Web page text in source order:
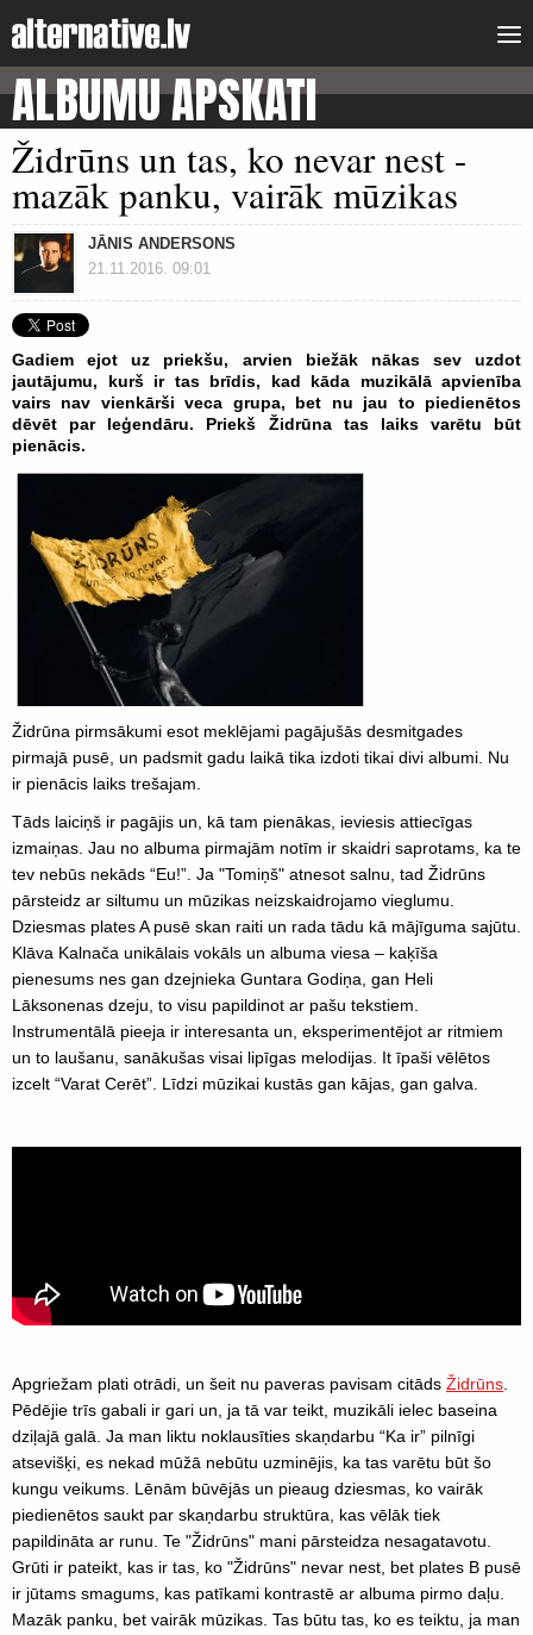
ALBUMU APSKATI
Židrūns un tas, ko nevar nest -
mazāk panku, vairāk mūzikas
JĀNIS ANDERSONS
21.11.2016. 09:01
Gadiem ejot uz priekšu, arvien biežāk nākas sev uzdot
jautājumu, kurš ir tas brīdis, kad kāda muzikālā apvienība
vairs nav vienkārši veca grupa, bet nu jau to piedienētos
dēvēt par leģendāru. Priekš Židrūna tas laiks varētu būt
pienācis.
Židrūna pirmsākumi esot meklējami pagājušās desmitgades
pirmajā pusē, un padsmit gadu laikā tika izdoti tikai divi albumi. Nu
ir pienācis laiks trešajam.
Tāds laiciņš ir pagājis un, kā tam pienākas, ieviesis attiecīgas
izmaiņas. Jau no albuma pirmajām notīm ir skaidri saprotams, ka te
tev nebūs nekāds “Eu!”. Ja "Tomiņš" atnesot salnu, tad Židrūns
pārsteidz ar siltumu un mūzikas neizskaidrojamo vieglumu.
Dziesmas plates A pusē skan raiti un rada tādu kā mājīguma sajūtu.
Klāva Kalnača unikālais vokāls un albuma viesa – kaķīša
pienesums nes gan dzejnieka Guntara Godiņa, gan Heli
Lāksonenas dzeju, to visu papildinot ar pašu tekstiem.
Instrumentālā pieeja ir interesanta un, eksperimentējot ar ritmiem
un to laušanu, sanākušas visai lipīgas melodijas. It īpaši vēlētos
izcelt “Varat Cerēt”. Līdzi mūzikai kustās gan kājas, gan galva.
Apgriežam plati otrādi, un šeit nu paveras pavisam citāds Židrūns
Pēdējie trīs gabali ir gari un, ja tā var teikt, muzikāli ielec baseina
dziļajā galā. Ja man liktu noklausīties skaņdarbu “Ka ir” pilnīgi
atsevišķi, es nekad mūžā nebūtu uzminējis, ka tas varētu būt šo
kungu veikums. Lēnām būvējās un pieaug dziesmas, ko vairāk
piedienētos saukt par skaņdarbu struktūra, kas vēlāk tiek
papildināta ar runu. Te "Židrūns" mani pārsteidza nesagatavotu.
Grūti ir pateikt, kas ir tas, ko "Židrūns" nevar nest, bet plates B pusē
ir jūtams smagums, kas patīkami kontrastē ar albuma pirmo daļu.
Mazāk panku, bet vairāk mūzikas. Tas būtu tas, ko es teiktu, ja man